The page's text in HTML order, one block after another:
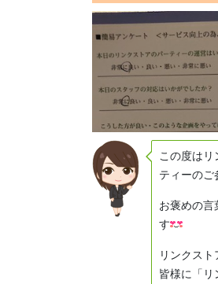
この度は
ティーのご
お褒めの言
す
リンクス
皆様に「リ